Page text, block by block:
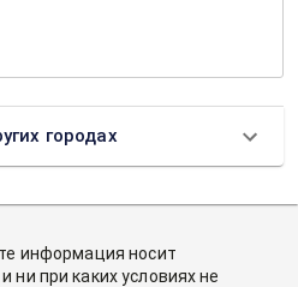
городах
информация носит
при каких условиях не